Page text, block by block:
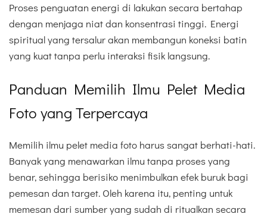
Proses penguatan energi di lakukan secara bertahap
dengan menjaga niat dan konsentrasi tinggi. Energi
spiritual yang tersalur akan membangun koneksi batin
yang kuat tanpa perlu interaksi fisik langsung.
Panduan Memilih Ilmu Pelet Media
Foto yang Terpercaya
Memilih ilmu pelet media foto harus sangat berhati-hati.
Banyak yang menawarkan ilmu tanpa proses yang
benar, sehingga berisiko menimbulkan efek buruk bagi
pemesan dan target. Oleh karena itu, penting untuk
memesan dari sumber yang sudah di ritualkan secara